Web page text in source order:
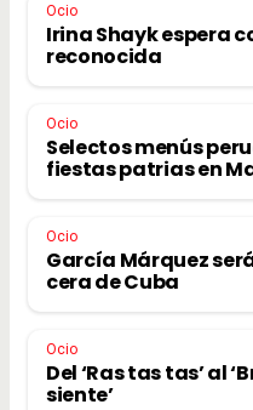
Ocio
Irina Shayk espera
reconocida
Ocio
Selectos menús
fiestas patrias en
Ocio
García Márquez
cera de Cuba
Ocio
Del ‘Ras tas tas’ al
siente’